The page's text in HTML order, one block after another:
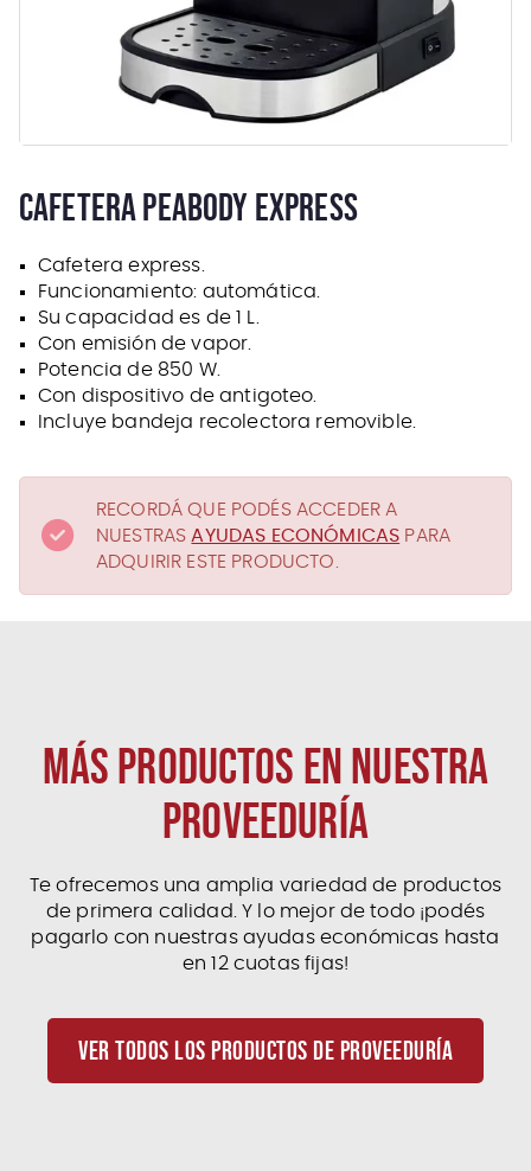
CAFETERA PEABODY EXPRESS
Cafetera express.
Funcionamiento: automática.
Su capacidad es de 1 L.
Con emisión de vapor.
Potencia de 850 W.
Con dispositivo de antigoteo.
Incluye bandeja recolectora removible.
RECORDÁ QUE PODÉS ACCEDER A
NUESTRAS AYUDAS ECONÓMICAS PARA
ADQUIRIR ESTE PRODUCTO.
MÁS PRODUCTOS EN NUESTRA
PROVEEDURÍA
Te ofrecemos una amplia variedad de productos
de primera calidad. Y lo mejor de todo ¡podés
pagarlo con nuestras ayudas económicas hasta
en 12 cuotas fijas!
VER TODOS LOS PRODUCTOS DE PROVEEDURÍA